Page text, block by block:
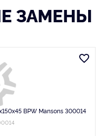
ЗАМЕНЫ
BPW Mansons 300014